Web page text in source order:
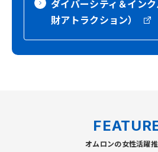
ダイバーシティ＆イン
財アトラクション）
オムロンの女性活躍